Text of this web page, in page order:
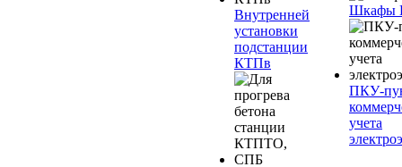
Внутренней
установки
подстанции
КТПв
Шкафы
ПКУ-
учета